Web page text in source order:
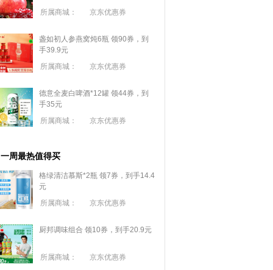
所属商城：
京东优惠券
盏如初人参燕窝炖6瓶 领90券，到
手39.9元
所属商城：
京东优惠券
德意全麦白啤酒*12罐 领44券，到
手35元
所属商城：
京东优惠券
一周最热值得买
格绿清洁慕斯*2瓶 领7券，到手14.4
元
所属商城：
京东优惠券
厨邦调味组合 领10券，到手20.9元
所属商城： 京东优惠券